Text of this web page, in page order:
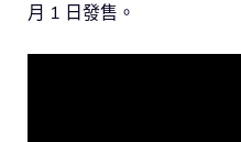
月 1 日發售。